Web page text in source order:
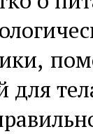
для